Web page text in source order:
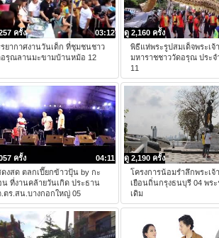
03:12
ครั้ง
ยากาศงานวันเด็ก ที่ชุมชนชาว
อรุณลานมะขามบ้านหม้อ 12
ดู 2,160 ครั้ง
พิธีแห่พระรูปสมเด็จพระเจ้
มหาราชชาววัดอรุณ ประจ
11
04:11
ครั้ง
ดงสด ตลกเปี๊ยกข้าวปุ้น by กะ
ที่งานคล้ายวันเกิด ประธาน
.ตร.สน.บางกอกใหญ่ 05
ดู 2,190 ครั้ง
โครงการน้อมรำลึกพระเจ้
เยือนถิ่นกรุงธนบุรี 04 พระ
เดิม